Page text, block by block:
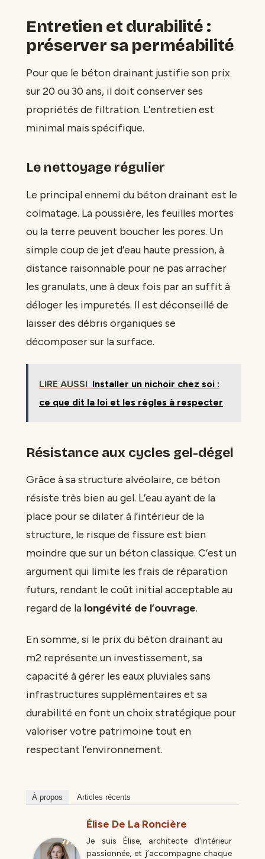
Entretien et durabilité :
préserver sa perméabilité
Pour que le béton drainant justifie son prix
sur 20 ou 30 ans, il doit conserver ses
propriétés de filtration. L’entretien est
minimal mais spécifique.
Le nettoyage régulier
Le principal ennemi du béton drainant est le
colmatage. La poussière, les feuilles mortes
ou la terre peuvent boucher les pores. Un
simple coup de jet d’eau haute pression, à
distance raisonnable pour ne pas arracher
les granulats, une à deux fois par an suffit à
déloger les impuretés. Il est déconseillé de
laisser des débris organiques se
décomposer sur la surface.
LIRE AUSSI Installer un nichoir chez soi :
ce que dit la loi et les règles à respecter
Résistance aux cycles gel-dégel
Grâce à sa structure alvéolaire, ce béton
résiste très bien au gel. L’eau ayant de la
place pour se dilater à l’intérieur de la
structure, le risque de fissure est bien
moindre que sur un béton classique. C’est un
argument qui limite les frais de réparation
futurs, rendant le coût initial acceptable au
regard de la longévité de l’ouvrage.
En somme, si le prix du béton drainant au
m2 représente un investissement, sa
capacité à gérer les eaux pluviales sans
infrastructures supplémentaires et sa
durabilité en font un choix stratégique pour
valoriser votre patrimoine tout en
respectant l’environnement.
À propos Articles récents
Élise De La Roncière
Je suis Élise, architecte d'intérieur
passionnée, et j’accompagne chaque